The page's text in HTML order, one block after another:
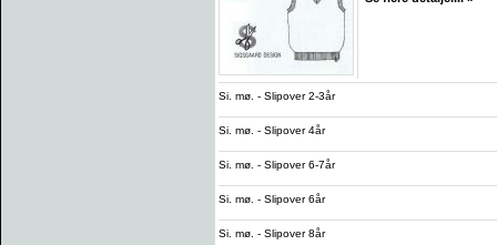
Si. mø. - Slipover 2-3år
Si. mø. - Slipover 4år
Si. mø. - Slipover 6-7år
Si. mø. - Slipover 6år
Si. mø. - Slipover 8år